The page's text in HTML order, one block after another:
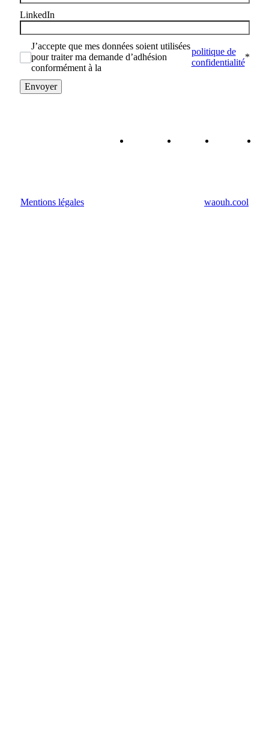
LinkedIn
J’accepte que mes données soient utilisées
pour traiter ma demande d’adhésion
conformément à la
politique de
confidentialité
*
Envoyer
Forum
Agenda
Mentions légales waouh.cool